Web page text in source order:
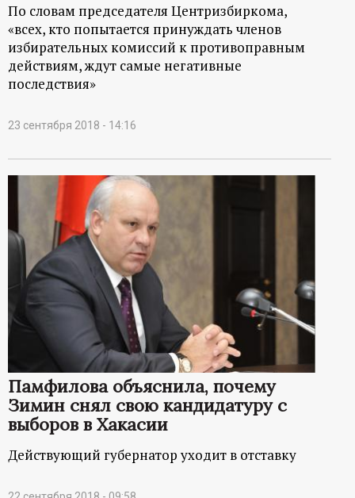
По словам председателя Центризбиркома,
«всех, кто попытается принуждать членов
избирательных комиссий к противоправным
действиям, ждут самые негативные
последствия»
23 сентября 2018 - 14:16
Памфилова объяснила, почему
Зимин снял свою кандидатуру с
выборов в Хакасии
Действующий губернатор уходит в отставку